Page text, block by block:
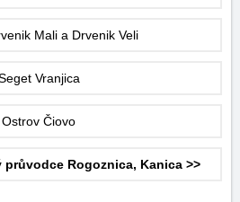
Mali a Drvenik Veli
Vranjica
Ostrov Čiovo
Rogoznica, Kanica >>